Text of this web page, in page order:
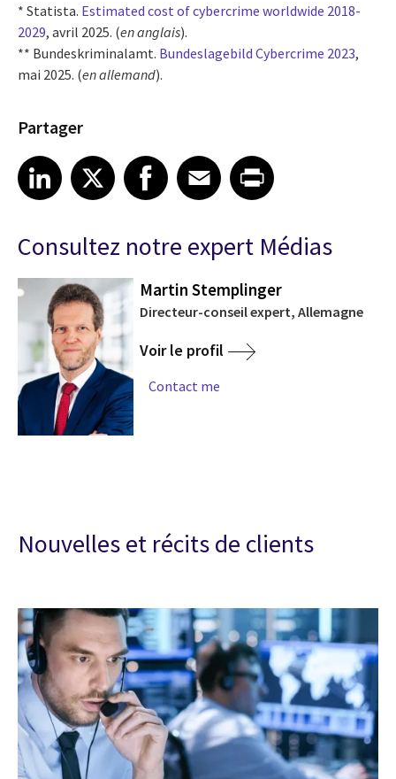
* Statista. Estimated cost of cybercrime worldwide 2018-
2029, avril 2025. (en anglais).
** Bundeskriminalamt. Bundeslagebild Cybercrime 2023,
mai 2025. (en allemand).
Partager
Share article on LinkedIn
LinkedIn
Share article on XShare article on Facebook
Facebook
Share article on Email
EmailShare article on Print
Consultez notre expert Médias
Martin Stemplinger
Directeur-conseil expert, Allemagne
Voir le profil
Contact me
Nouvelles et récits de clients